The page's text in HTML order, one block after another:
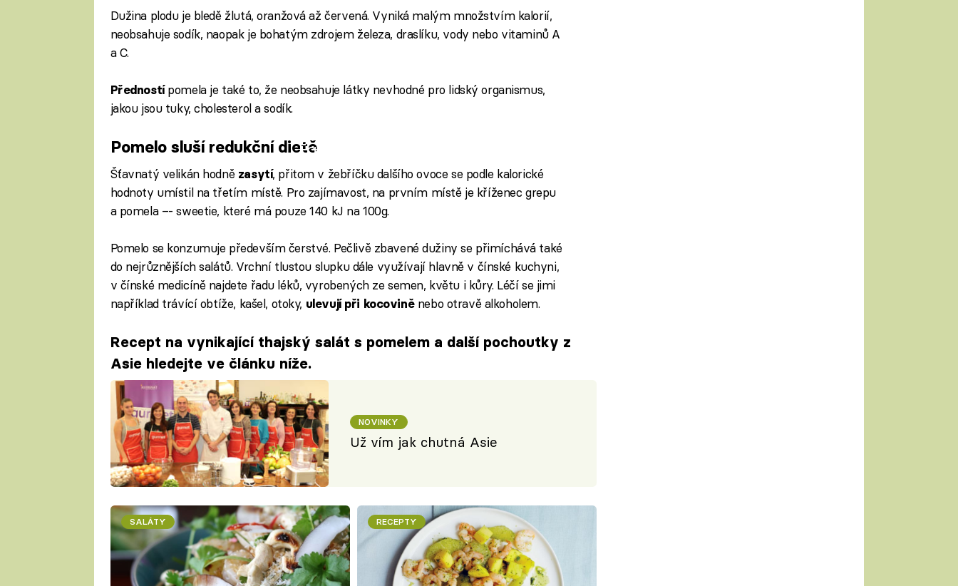
Dužina plodu je bledě žlutá, oranžová až červená. Vyniká malým množstvím kalorií,
neobsahuje sodík, naopak je bohatým zdrojem železa, draslíku, vody nebo vitaminů A
a C.
Přednostípomela je také to, že neobsahuje látky nevhodné pro lidský organismus,
jakou jsou tuky, cholesterol a sodík.
Failed to fetch
Pomelo sluší redukční dietě
Šťavnatý velikán hodně zasytí, přitom v žebříčku dalšího ovoce se podle kalorické
hodnoty umístil na třetím místě. Pro zajímavost, na prvním místě je kříženec grepu
a pomela –- sweetie, které má pouze 140 kJ na 100g.
Pomelo se konzumuje především čerstvé. Pečlivě zbavené dužiny se přimíchává také
do nejrůznějších salátů. Vrchní tlustou slupku dále využívají hlavně v čínské kuchyni,
v čínské medicíně najdete řadu léků, vyrobených ze semen, květu i kůry. Léčí se jimi
například trávící obtíže, kašel, otoky, ulevují při kocoviněnebo otravě alkoholem.
Recept na vynikající thajský salát s pomelem a další pochoutky z
Asie hledejte ve článku níže.
NOVINKY
Už vím jak chutná Asie
SALÁTY RECEPTY